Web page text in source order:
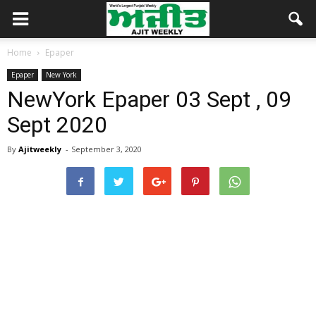
Home Epaper
Epaper New York
NewYork Epaper 03 Sept , 09
Sept 2020
By Ajitweekly - September 3, 2020